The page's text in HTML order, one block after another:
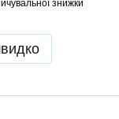
знижки